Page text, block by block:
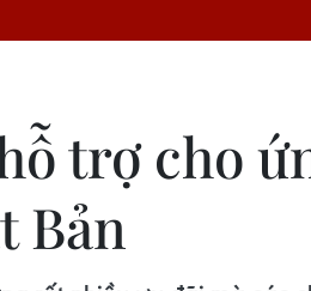
trợ cho
Bản